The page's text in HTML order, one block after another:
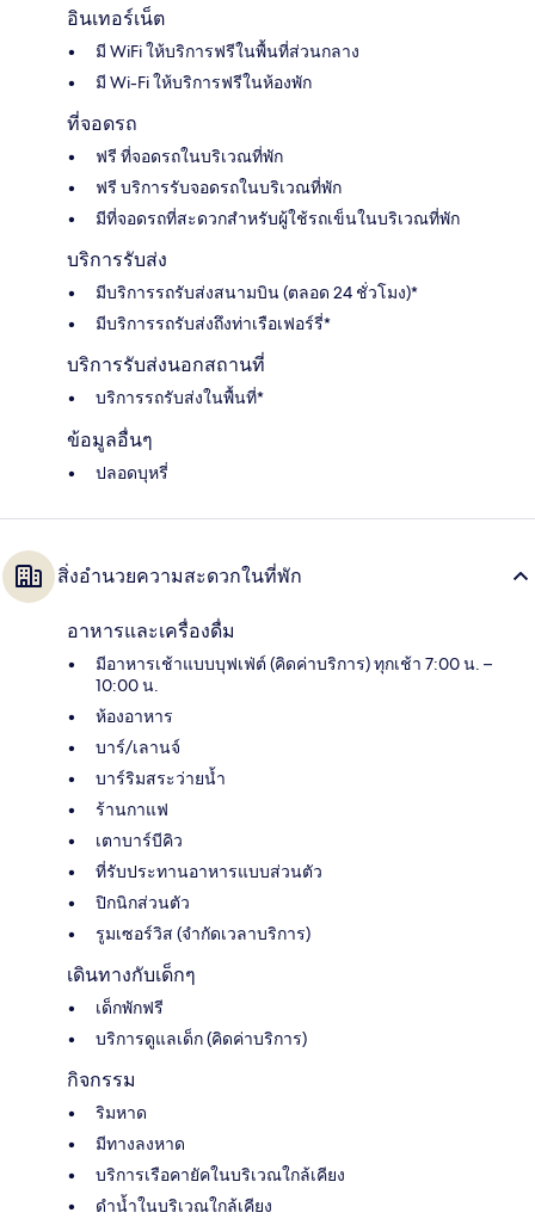
อินเทอร์เน็ต
มี WiFi ให้บริการฟรีในพื้นที่ส่วนกลาง
มี Wi-Fi ให้บริการฟรีในห้องพัก
ที่จอดรถ
ฟรี ที่จอดรถในบริเวณที่พัก
ฟรี บริการรับจอดรถในบริเวณที่พัก
มีที่จอดรถที่สะดวกสำหรับผู้ใช้รถเข็นในบริเวณที่พัก
บริการรับส่ง
มีบริการรถรับส่งสนามบิน (ตลอด 24 ชั่วโมง)*
มีบริการรถรับส่งถึงท่าเรือเฟอร์รี่*
บริการรับส่งนอกสถานที่
บริการรถรับส่งในพื้นที่*
ข้อมูลอื่นๆ
ปลอดบุหรี่
สิ่งอำนวยความสะดวกในที่พัก
อาหารและเครื่องดื่ม
มีอาหารเช้าแบบบุฟเฟ่ต์ (คิดค่าบริการ) ทุกเช้า 7:00 น. –
10:00 น.
ห้องอาหาร
บาร์/เลานจ์
บาร์ริมสระว่ายน้ำ
ร้านกาแฟ
เตาบาร์บีคิว
ที่รับประทานอาหารแบบส่วนตัว
ปิกนิกส่วนตัว
รูมเซอร์วิส (จำกัดเวลาบริการ)
เดินทางกับเด็กๆ
เด็กพักฟรี
บริการดูแลเด็ก (คิดค่าบริการ)
กิจกรรม
ริมหาด
มีทางลงหาด
บริการเรือคายัคในบริเวณใกล้เคียง
ดำน้ำในบริเวณใกล้เคียง